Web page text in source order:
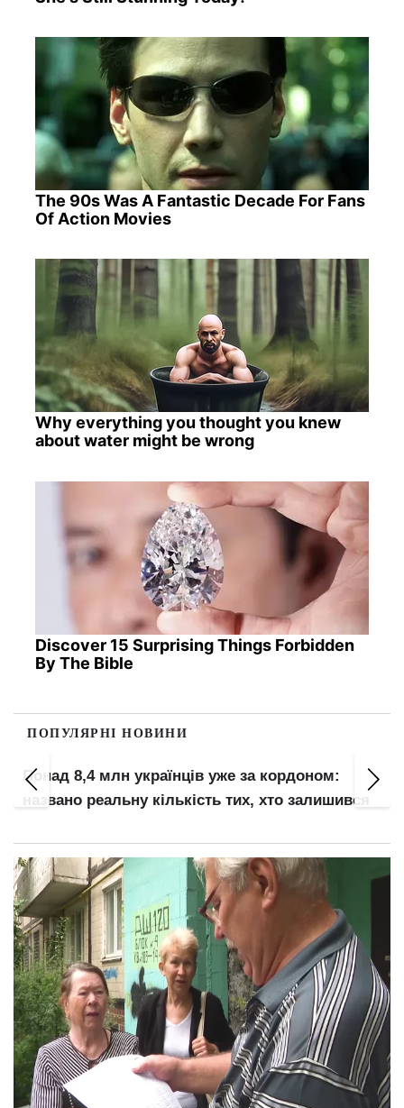
The 90s Was A Fantastic Decade For Fans
Of Action Movies
Why everything you thought you knew
about water might be wrong
Discover 15 Surprising Things Forbidden
By The Bible
ПОПУЛЯРНІ НОВИНИ
Понад 8,4 млн українців уже за кордоном:
названо реальну кількість тих, хто залишився